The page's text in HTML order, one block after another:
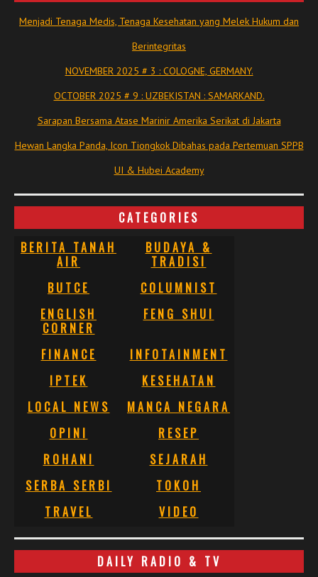
Menjadi Tenaga Medis, Tenaga Kesehatan yang Melek Hukum dan
Berintegritas
NOVEMBER 2025 # 3 : COLOGNE, GERMANY.
OCTOBER 2025 # 9 : UZBEKISTAN : SAMARKAND.
Sarapan Bersama Atase Marinir Amerika Serikat di Jakarta
Hewan Langka Panda, Icon Tiongkok Dibahas pada Pertemuan SPPB
UI & Hubei Academy
CATEGORIES
BERITA TANAH
AIR
BUDAYA &
TRADISI
BUTCE
COLUMNIST
ENGLISH
CORNER
FENG SHUI
FINANCE
INFOTAINMENT
IPTEK
KESEHATAN
LOCAL NEWS
MANCA NEGARA
OPINI
RESEP
ROHANI
SEJARAH
SERBA SERBI
TOKOH
TRAVEL
VIDEO
DAILY RADIO & TV